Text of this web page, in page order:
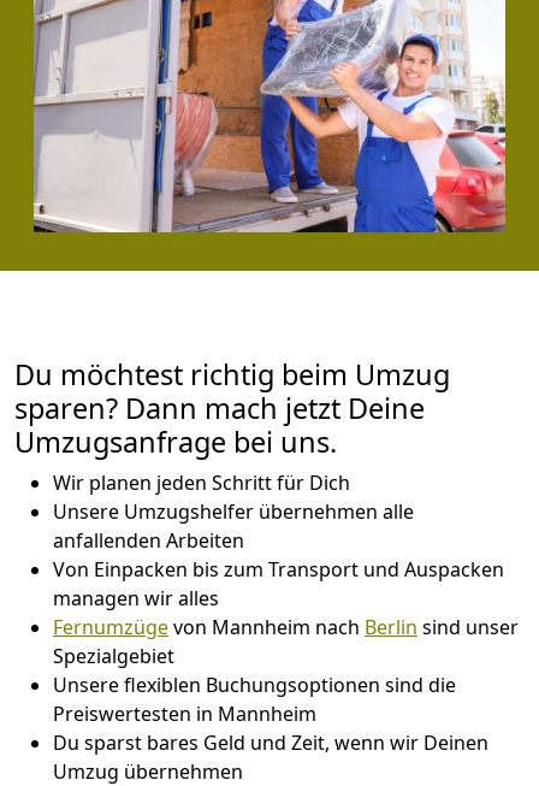
Du möchtest richtig beim Umzug
sparen? Dann mach jetzt Deine
Umzugsanfrage bei uns.
Wir planen jeden Schritt für Dich
Unsere Umzugshelfer übernehmen alle
anfallenden Arbeiten
Von Einpacken bis zum Transport und Auspacken
managen wir alles
Fernumzügevon Mannheim nach Berlin sind unser
Spezialgebiet
Unsere flexiblen Buchungsoptionen sind die
Preiswertesten in Mannheim
Du sparst bares Geld und Zeit, wenn wir Deinen
Umzug übernehmen